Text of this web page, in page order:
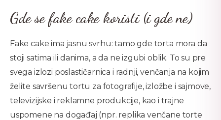
Gde se fake cake koristi (i gde ne)
Fake cake ima jasnu svrhu: tamo gde torta mora da
stoji satima ili danima, a da ne izgubi oblik. To su pre
svega izlozi poslastičarnica i radnji, venčanja na kojim
želite savršenu tortu za fotografije, izložbe i sajmove,
televizijske i reklamne produkcije, kao i trajne
uspomene na događaj (npr. replika venčane torte